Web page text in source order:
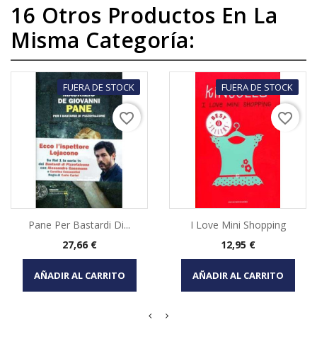
16 Otros Productos En La
Misma Categoría:
FUERA DE STOCK
Pane Per Bastardi Di...
Precio
27,66 €
AÑADIR AL CARRITO
favorite_border
FUERA DE STOCK
I Love Mini Shopping
Precio
12,95 €
AÑADIR AL CARRITO
favorite_border